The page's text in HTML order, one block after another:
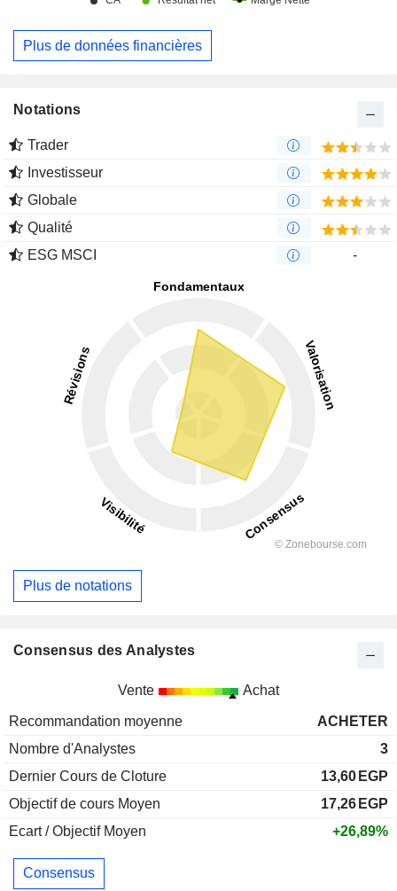
Plus de données financières
Notations
Trader
Investisseur
Globale
Qualité
ESG MSCI
-
Plus de notations
Consensus des Analystes
Vente Achat
Recommandation moyenne
ACHETER
Nombre d'Analystes
3
Dernier Cours de Cloture
13,60 EGP
Objectif de cours Moyen
17,26 EGP
Ecart / Objectif Moyen
+26,89%
Consensus